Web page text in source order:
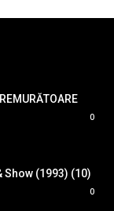
0
(1993) (10)
0